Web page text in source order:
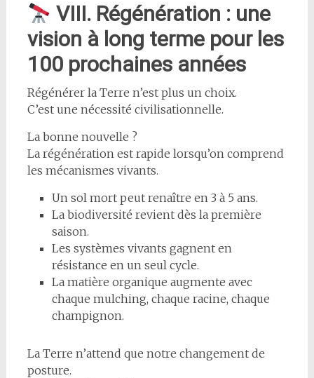
VIII. Régénération : une
vision à long terme pour les
100 prochaines années
Régénérer la Terre n’est plus un choix.
C’est une nécessité civilisationnelle.
La bonne nouvelle ?
La régénération est rapide lorsqu’on comprend
les mécanismes vivants.
Un sol mort peut renaître en 3 à 5 ans.
La biodiversité revient dès la première
saison.
Les systèmes vivants gagnent en
résistance en un seul cycle.
La matière organique augmente avec
chaque mulching, chaque racine, chaque
champignon.
La Terre n’attend que notre changement de
posture.